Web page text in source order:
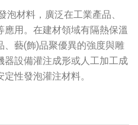
泡材料，廣泛在工業產品、
用。在建材領域有隔熱保溫
藝(飾)品聚優異的強度與雕
器設備灌注成形或人工加工成
性發泡灌注材料。